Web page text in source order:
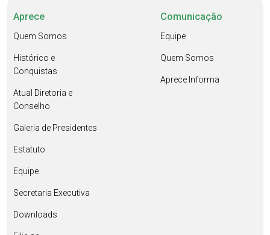
Aprece
Quem Somos
Histórico e
Conquistas
Atual Diretoria e
Conselho
Galeria de Presidentes
Estatuto
Equipe
Secretaria Executiva
Downloads
Comunicação
Equipe
Quem Somos
Aprece Informa